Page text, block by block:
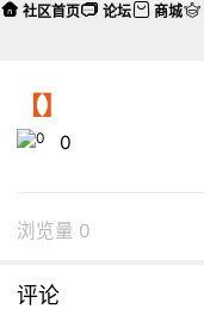
【】
0
浏览量 0
评论
社区首页 论坛 商城